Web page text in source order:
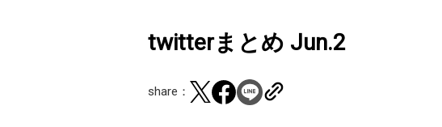
twitterまとめ Jun.2
share：